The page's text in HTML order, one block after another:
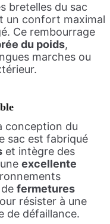
bretelles du sac
un confort maximal
Ce rembourrage
du poids,
marches ou
conception du
sac est fabriqué
et intègre des
excellente
fermetures
résister à une
de défaillance.